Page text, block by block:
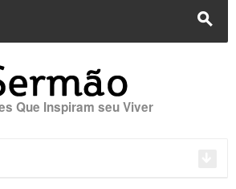
s
Que Inspiram seu Viver